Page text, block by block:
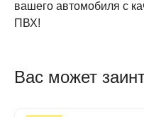
вашего автомобиля с
ПВХ!
Вас может